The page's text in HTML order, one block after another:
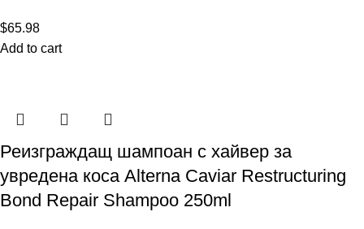
$65.98
Add to cart
Реизграждащ шампоан с хайвер за
увредена коса Alterna Caviar Restructuring
Bond Repair Shampoo 250ml